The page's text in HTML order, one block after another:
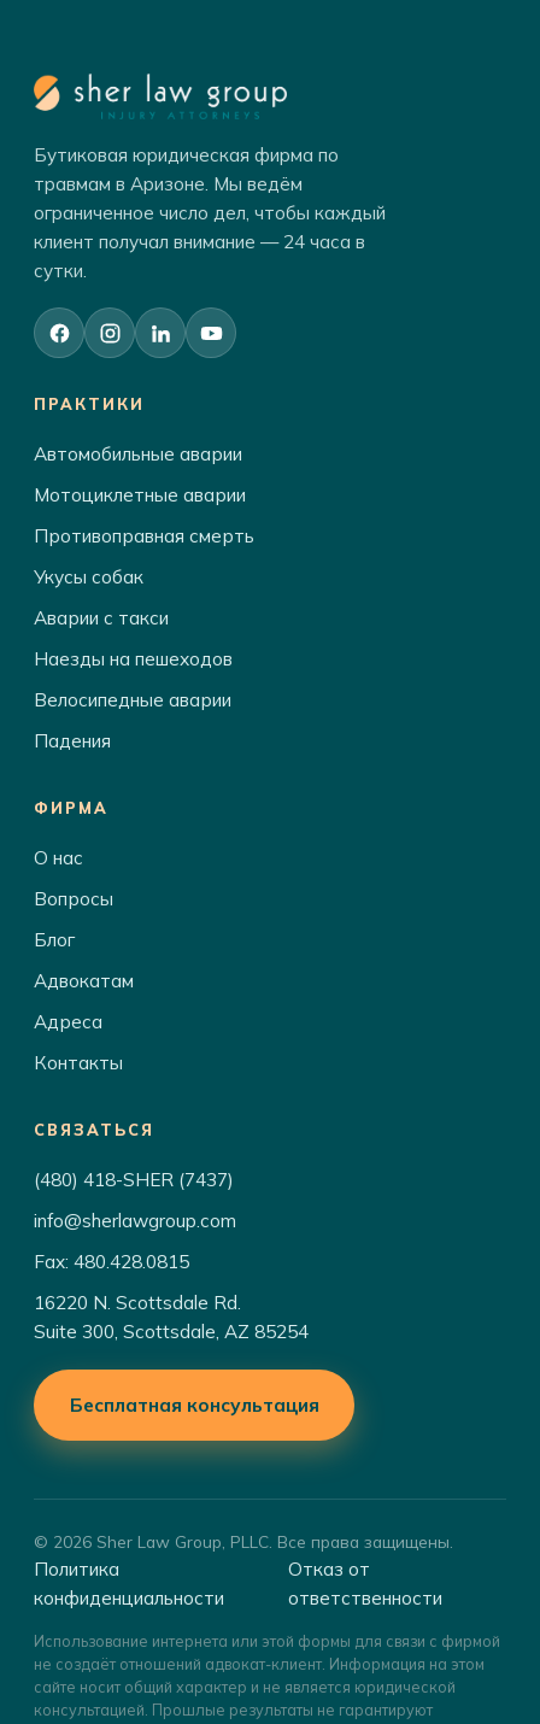
Бутиковая юридическая фирма по
травмам в Аризоне. Мы ведём
ограниченное число дел, чтобы каждый
клиент получал внимание — 24 часа в
сутки.
ПРАКТИКИ
Автомобильные аварии
Мотоциклетные аварии
Противоправная смерть
Укусы собак
Аварии с такси
Наезды на пешеходов
Велосипедные аварии
Падения
ФИРМА
О нас
Вопросы
Блог
Адвокатам
Адреса
Контакты
СВЯЗАТЬСЯ
(480) 418-SHER (7437)
info@sherlawgroup.com
Fax: 480.428.0815
16220 N. Scottsdale Rd.
Suite 300, Scottsdale, AZ 85254
Бесплатная консультация
© 2026 Sher Law Group, PLLC. Все права защищены.
Политика
конфиденциальности
Отказ от
ответственности
Использование интернета или этой формы для связи с фирмой
не создаёт отношений адвокат-клиент. Информация на этом
сайте носит общий характер и не является юридической
консультацией. Прошлые результаты не гарантируют